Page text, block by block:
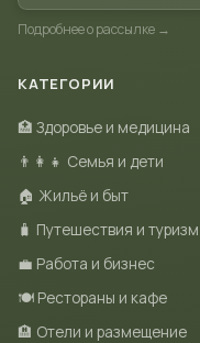
Подробнее о рассылке →
КАТЕГОРИИ
🏥 Здоровье и медицина
👨‍👩‍👧 Семья и дети
🏠 Жильё и быт
🧳 Путешествия и туризм
💼 Работа и бизнес
🍽 Рестораны и кафе
🏨 Отели и размещение